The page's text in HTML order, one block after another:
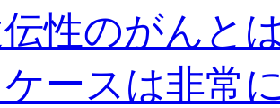
伝性のがんと
ースは非常